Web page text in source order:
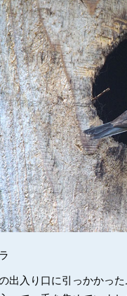
出入り口に引っかかっ